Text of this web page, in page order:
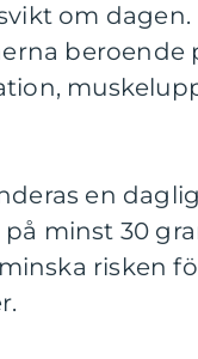
om dagen.
beroende
en
minst 30
risken